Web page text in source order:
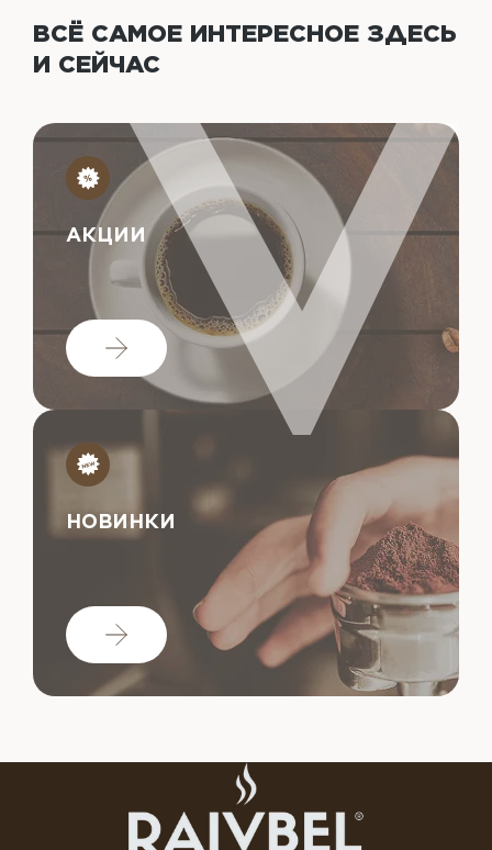
ВСЁ САМОЕ ИНТЕРЕСНОЕ ЗДЕСЬ
И СЕЙЧАС
АКЦИИ
НОВИНКИ